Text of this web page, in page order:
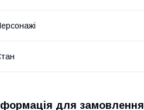
для замовлення